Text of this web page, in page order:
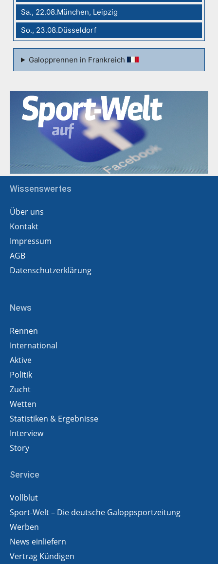
Sa., 22.08.München, Leipzig
So., 23.08.Düsseldorf
Galopprennen in Frankreich
Wissenswertes
Über uns
Kontakt
Impressum
AGB
Datenschutzerklärung
News
Rennen
International
Aktive
Politik
Zucht
Wetten
Statistiken & Ergebnisse
Interview
Story
Service
Vollblut
Sport-Welt – Die deutsche Galoppsportzeitung
Werben
News einliefern
Vertrag Kündigen